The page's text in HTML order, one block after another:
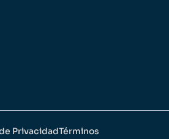
PrivacidadTérminos